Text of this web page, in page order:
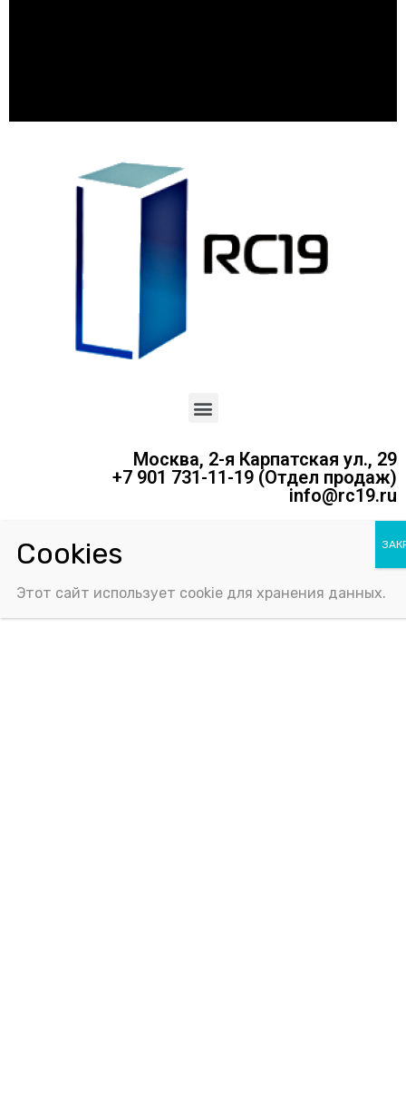
Москва, 2-я Карпатская ул., 29
+7 901 731-11-19 (Отдел продаж)
info@rc19.ru
Политика конфиденциальности
Соглашение об использовании Cookie-файлов
Этот сайт использует cookie для хранения данных.